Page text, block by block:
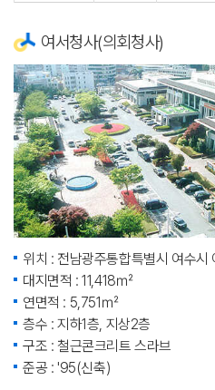
여서청사(의회청사)
위치 : 전남광주통합특별시 여수시
대지면적 : 11,418㎡
연면적 : 5,751㎡
층수 : 지하1층, 지상2층
구조 : 철근콘크리트 스라브
준공 : '95(신축)